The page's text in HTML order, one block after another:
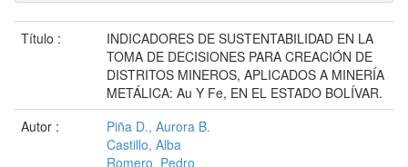
Título :
INDICADORES DE SUSTENTABILIDAD EN LA
TOMA DE DECISIONES PARA CREACIÓN DE
DISTRITOS MINEROS, APLICADOS A MINERÍA
METÁLICA: Au Y Fe, EN EL ESTADO BOLÍVAR.
Autor :
Piña D., Aurora B.
Castillo, Alba
Romero, Pedro